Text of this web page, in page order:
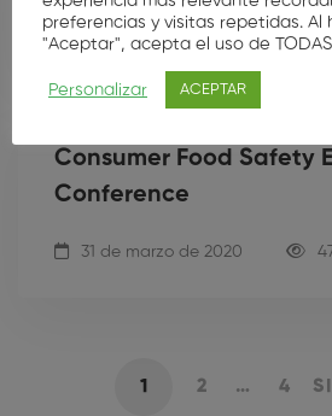
15 de mayo de 2020
Consumer Food Safety
Conference
31 de marzo de 2020
1 2 … 4
preferencias y visitas repetidas. Al
"Aceptar", acepta el uso de
Personalizar ACEPTAR